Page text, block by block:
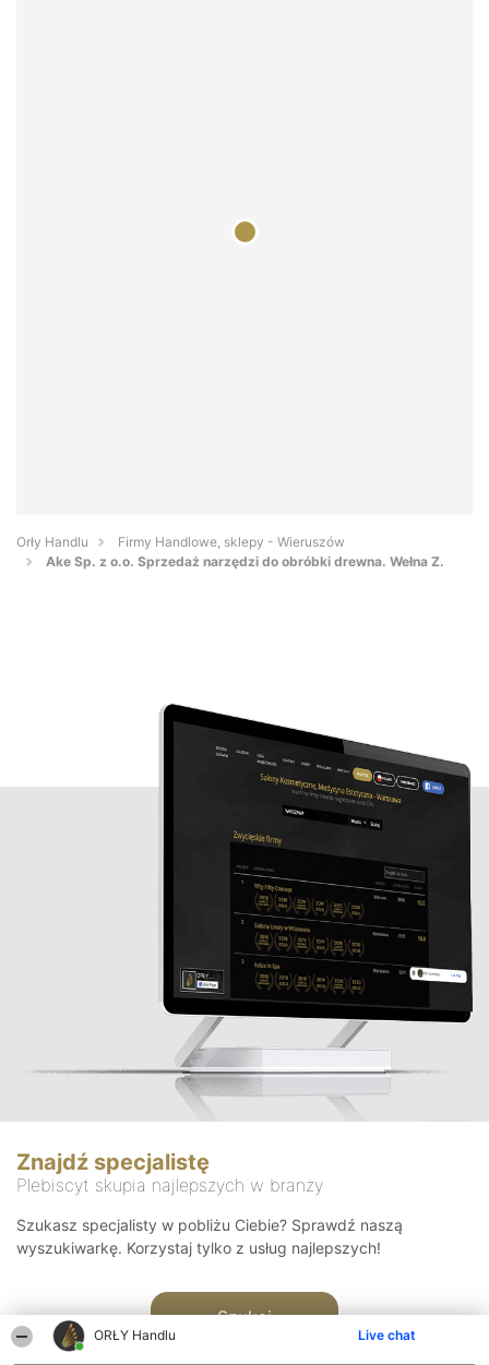
ORŁY Handlu Live chat
Orły Handlu
Firmy Handlowe, sklepy - Wieruszów
Ake Sp. z o.o. Sprzedaż narzędzi do obróbki drewna. Wełna Z.
Znajdź specjalistę
Plebiscyt skupia najlepszych w branży
Szukasz specjalisty w pobliżu Ciebie? Sprawdź naszą
wyszukiwarkę. Korzystaj tylko z usług najlepszych!
Szukaj